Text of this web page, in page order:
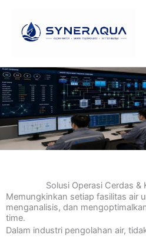
konten
Solusi Operasi Cerdas &
Memungkinkan setiap fasilitas air
menganalisis, dan
time.
Dalam industri pengolahan air,